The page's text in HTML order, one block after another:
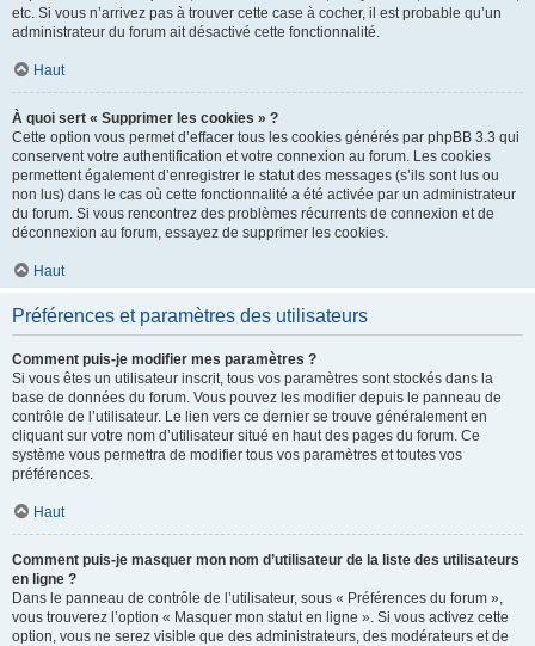
etc. Si vous n’arrivez pas à trouver cette case à cocher, il est probable qu’un
administrateur du forum ait désactivé cette fonctionnalité.
Haut
À quoi sert « Supprimer les cookies » ?
Cette option vous permet d’effacer tous les cookies générés par phpBB 3.3 qui
conservent votre authentification et votre connexion au forum. Les cookies
permettent également d’enregistrer le statut des messages (s’ils sont lus ou
non lus) dans le cas où cette fonctionnalité a été activée par un administrateur
du forum. Si vous rencontrez des problèmes récurrents de connexion et de
déconnexion au forum, essayez de supprimer les cookies.
Haut
Préférences et paramètres des utilisateurs
Comment puis-je modifier mes paramètres ?
Si vous êtes un utilisateur inscrit, tous vos paramètres sont stockés dans la
base de données du forum. Vous pouvez les modifier depuis le panneau de
contrôle de l’utilisateur. Le lien vers ce dernier se trouve généralement en
cliquant sur votre nom d’utilisateur situé en haut des pages du forum. Ce
système vous permettra de modifier tous vos paramètres et toutes vos
préférences.
Haut
Comment puis-je masquer mon nom d’utilisateur de la liste des utilisateurs
en ligne ?
Dans le panneau de contrôle de l’utilisateur, sous « Préférences du forum »,
vous trouverez l’option « Masquer mon statut en ligne ». Si vous activez cette
option, vous ne serez visible que des administrateurs, des modérateurs et de